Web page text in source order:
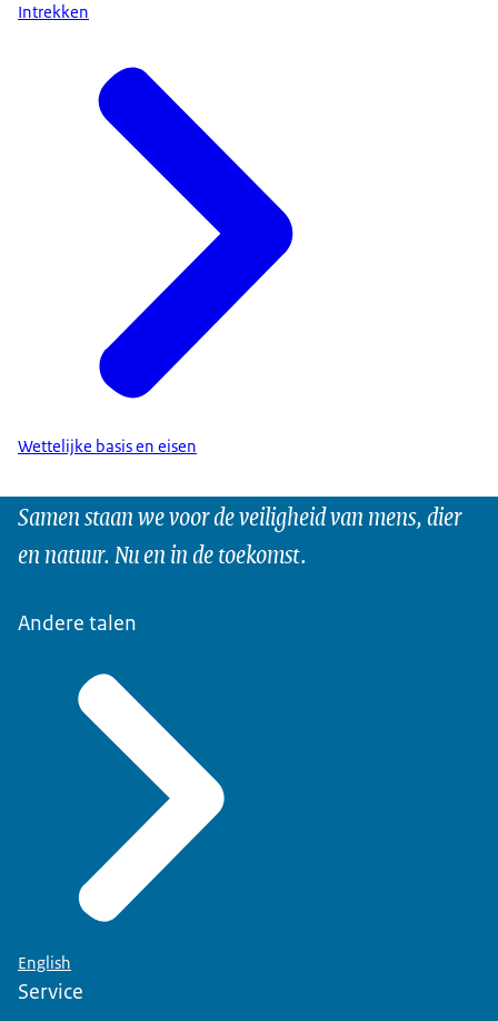
Intrekken
Wettelijke basis en eisen
Samen staan we voor de veiligheid van mens, dier
en natuur. Nu en in de toekomst.
Andere talen
English
Service